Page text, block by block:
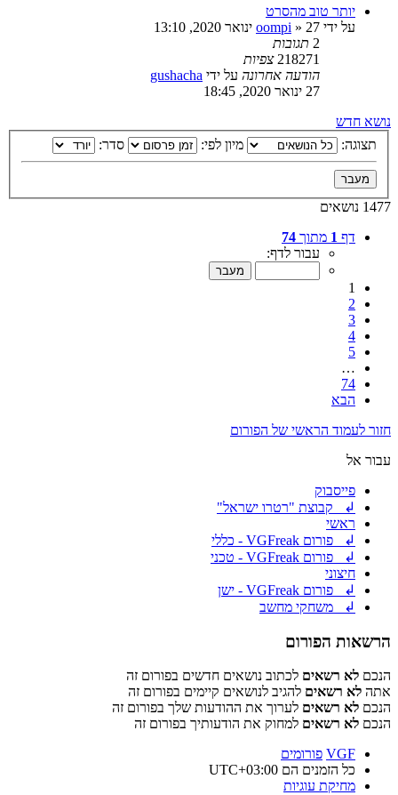
יותר טוב מהסרט
על ידי
oompi » 27 ינואר 2020, 13:10
2 תגובות
218271 צפיות
הודעה אחרונה על ידי gushacha
27 ינואר 2020, 18:45
נושא חדש
תצוגה:
מיון לפי: סדר:
1477 נושאים
דף 1 מתוך 74
עבור לדף:
1
2
3
4
5
…
74
הבא
חזור לעמוד הראשי של הפורום
עבור אל
פייסבוק
↲ קבוצת "רטרו ישראל"
ראשי
↲ פורום VGFreak - כללי
↲ פורום VGFreak - טכני
חיצוני
↲ פורום VGFreak - ישן
↲ משחקי מחשב
הרשאות הפורום
הנכם לא רשאים לכתוב נושאים חדשים בפורום זה
אתה לא רשאים להגיב לנושאים קיימים בפורום זה
הנכם לא רשאים לערוך את ההודעות שלך בפורום זה
הנכם לא רשאים למחוק את הודעותיך בפורום זה
VGF פורומים
כל הזמנים הם UTC+03:00
מחיקת עוגיות